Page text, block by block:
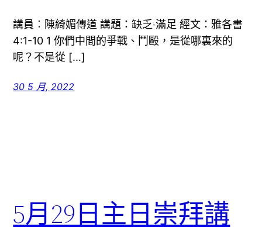
講員︰陳綺媚傳道 講題：缺乏‧滿足 經文：雅各書
4:1-10 1 你們中間的爭戰、鬥毆，是從哪裏來的
呢？不是從 […]
30 5 月, 2022
5月29日主日崇拜講